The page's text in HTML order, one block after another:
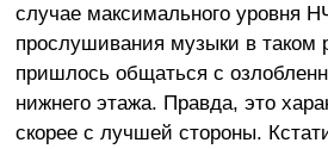
случае максимального уровня
прослушивания музыки в таком
пришлось общаться с
нижнего этажа. Правда, это
скорее с лучшей стороны.